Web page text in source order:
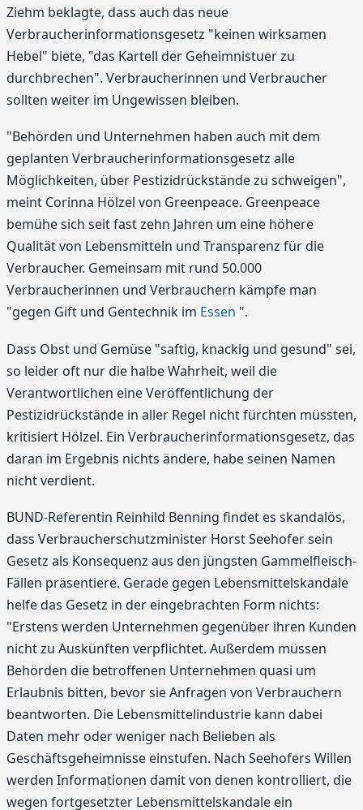
Ziehm beklagte, dass auch das neue
Verbraucherinformationsgesetz "keinen wirksamen
Hebel" biete, "das Kartell der Geheimnistuer zu
durchbrechen". Verbraucherinnen und Verbraucher
sollten weiter im Ungewissen bleiben.
"Behörden und Unternehmen haben auch mit dem
geplanten Verbraucherinformationsgesetz alle
Möglichkeiten, über Pestizidrückstände zu schweigen",
meint Corinna Hölzel von Greenpeace. Greenpeace
bemühe sich seit fast zehn Jahren um eine höhere
Qualität von Lebensmitteln und Transparenz für die
Verbraucher. Gemeinsam mit rund 50.000
Verbraucherinnen und Verbrauchern kämpfe man
"gegen Gift und Gentechnik im Essen ".
Dass Obst und Gemüse "saftig, knackig und gesund" sei,
so leider oft nur die halbe Wahrheit, weil die
Verantwortlichen eine Veröffentlichung der
Pestizidrückstände in aller Regel nicht fürchten müssten,
kritisiert Hölzel. Ein Verbraucherinformationsgesetz, das
daran im Ergebnis nichts ändere, habe seinen Namen
nicht verdient.
BUND-Referentin Reinhild Benning findet es skandalös,
dass Verbraucherschutzminister Horst Seehofer sein
Gesetz als Konsequenz aus den jüngsten Gammelfleisch-
Fällen präsentiere. Gerade gegen Lebensmittelskandale
helfe das Gesetz in der eingebrachten Form nichts:
"Erstens werden Unternehmen gegenüber ihren Kunden
nicht zu Auskünften verpflichtet. Außerdem müssen
Behörden die betroffenen Unternehmen quasi um
Erlaubnis bitten, bevor sie Anfragen von Verbrauchern
beantworten. Die Lebensmittelindustrie kann dabei
Daten mehr oder weniger nach Belieben als
Geschäftsgeheimnisse einstufen. Nach Seehofers Willen
werden Informationen damit von denen kontrolliert, die
wegen fortgesetzter Lebensmittelskandale ein